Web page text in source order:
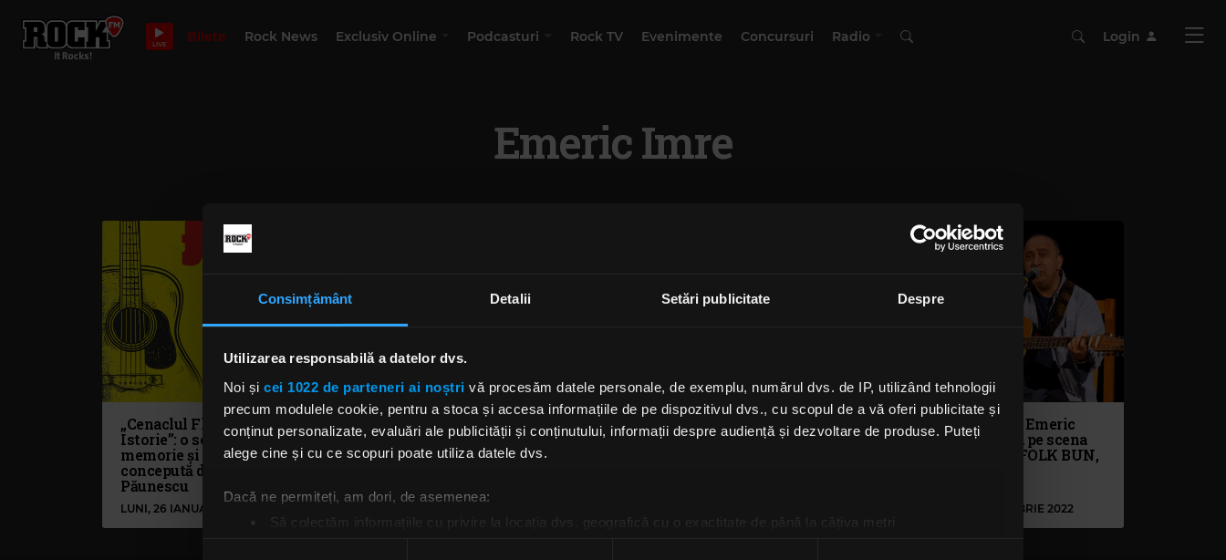
Consimțământ Detalii Setări publicitate Despre
Utilizarea responsabilă a datelor dvs.
Noi și cei 1022 de parteneri ai noștri vă procesăm datele personale, de exemplu, numărul dvs. de IP, utilizând tehnologii
precum modulele cookie, pentru a stoca și accesa informațiile de pe dispozitivul dvs., cu scopul de a vă oferi publicitate și
conținut personalizate, evaluări ale publicității și conținutului, informații despre audiență și dezvoltare de produse. Puteți
alege cine și cu ce scopuri poate utiliza datele dvs.
Dacă ne permiteți, am dori, de asemenea:
Să colectăm informațiile cu privire la locația dvs. geografică cu o exactitate de până la câțiva metri
LIVE Bilete Rock News Exclusiv Online Podcasturi Rock TV Evenimente Concursuri Radio Login
Emeric Imre
„Cenaclul Flacăra – O
Istorie”: o seară de muzică,
memorie și emoție,
concepută de Andrei
Păunescu
LUNI, 26 IANUARIE 2026
Cenaclul Flacăra - O Istorie:
un spectacol de suflet
conceput de Andrei
„Cenaclul Flacăra – O Istorie”
va avea premiera pe 30
#PieseleVieții lui Emeric
Imre, care va urca pe scena
Sălii Palatului la FOLK BUN,
MIERCURI, 16 NOIEMBRIE 2022